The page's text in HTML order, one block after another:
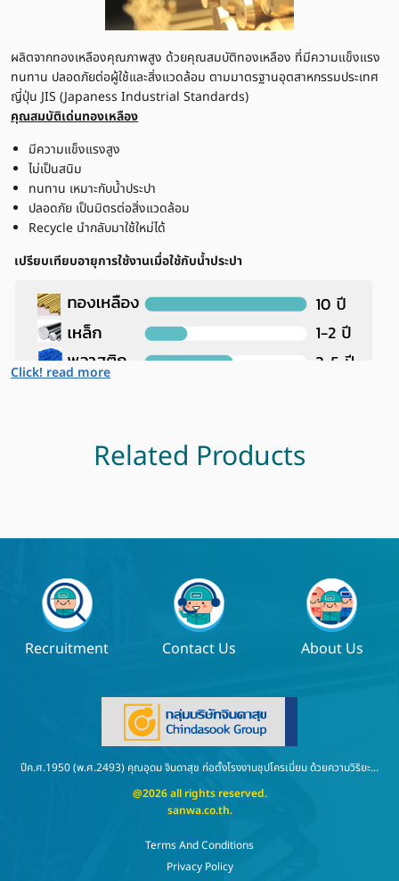
ผลิตจากทองเหลืองคุณภาพสูง ด้วยคุณสมบัติทองเหลือง ที่มีความแข็งแรง
ทนทาน ปลอดภัยต่อผู้ใช้และสิ่งแวดล้อม ตามมาตรฐานอุตสาหกรรมประเทศ
ญี่ปุ่น JIS (Japaness Industrial Standards)
คุณสมบัติเด่นทองเหลือง
มีความแข็งแรงสูง
ไม่เป็นสนิม
ทนทาน เหมาะกับน้ำประปา
ปลอดภัย เป็นมิตรต่อสิ่งแวดล้อม
Recycle นำกลับมาใช้ใหม่ได้
เปรียบเทียบอายุการใช้งานเมื่อใช้กับน้ำประปา
Click! read more
Related Products
Recruitment Contact Us About Us
ปีค.ศ.1950 (พ.ศ.2493) คุณอุดม จินดาสุข ก่อตั้งโรงงานชุปโครเมี่ยม ด้วยความวิริยะ...
@2026 all rights reserved.
sanwa.co.th.
Terms And Conditions
Privacy Policy